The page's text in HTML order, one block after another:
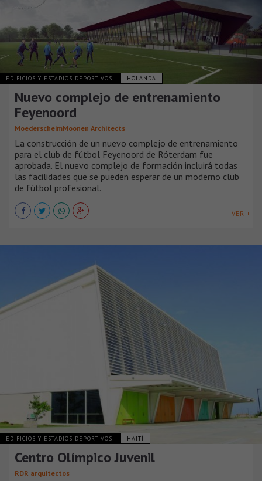
EDIFICIOS Y ESTADIOS DEPORTIVOS HOLANDA
Nuevo complejo de entrenamiento
Feyenoord
MoederscheimMoonen Architects
La construcción de un nuevo complejo de entrenamiento
para el club de fútbol Feyenoord de Róterdam fue
aprobada. El nuevo complejo de formación incluirá todas
las facilidades que se pueden esperar de un moderno club
de fútbol profesional.
VER +
EDIFICIOS Y ESTADIOS DEPORTIVOS HAITÍ
Centro Olímpico Juvenil
RDR arquitectos